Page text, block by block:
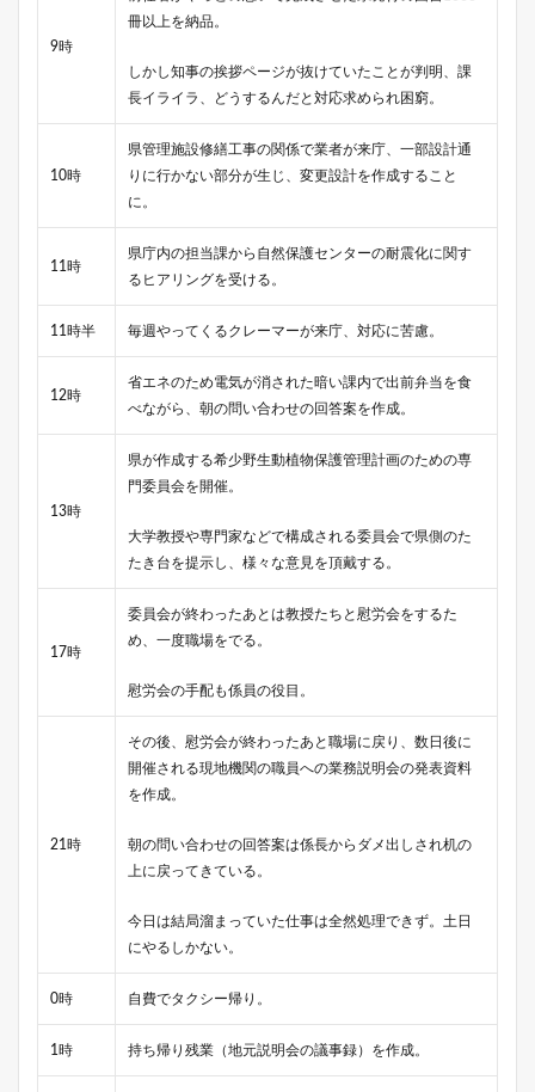
9時
冊以上を納品。
しかし知事の挨拶ページが抜けていたことが判明、課
長イライラ、どうするんだと対応求められ困窮。
10時
県管理施設修繕工事の関係で業者が来庁、一部設計通
りに行かない部分が生じ、変更設計を作成すること
に。
11時
県庁内の担当課から自然保護センターの耐震化に関す
るヒアリングを受ける。
11時半 毎週やってくるクレーマーが来庁、対応に苦慮。
12時
省エネのため電気が消された暗い課内で出前弁当を食
べながら、朝の問い合わせの回答案を作成。
13時
県が作成する希少野生動植物保護管理計画のための専
門委員会を開催。
大学教授や専門家などで構成される委員会で県側のた
たき台を提示し、様々な意見を頂戴する。
17時
委員会が終わったあとは教授たちと慰労会をするた
め、一度職場をでる。
慰労会の手配も係員の役目。
21時
その後、慰労会が終わったあと職場に戻り、数日後に
開催される現地機関の職員への業務説明会の発表資料
を作成。
朝の問い合わせの回答案は係長からダメ出しされ机の
上に戻ってきている。
今日は結局溜まっていた仕事は全然処理できず。土日
にやるしかない。
0時 自費でタクシー帰り。
1時 持ち帰り残業（地元説明会の議事録）を作成。